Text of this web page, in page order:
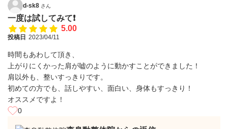
d-sk8 さん
一度は試してみて❗️
5.00
投稿日 2023/04/11
時間もあわして頂き、
上がりにくかった肩が嘘のように動かすことができました！
肩以外も、整いすっきりです。
初めての方でも、話しやすい、面白い、身体もすっきり！
オススメですよ！
0